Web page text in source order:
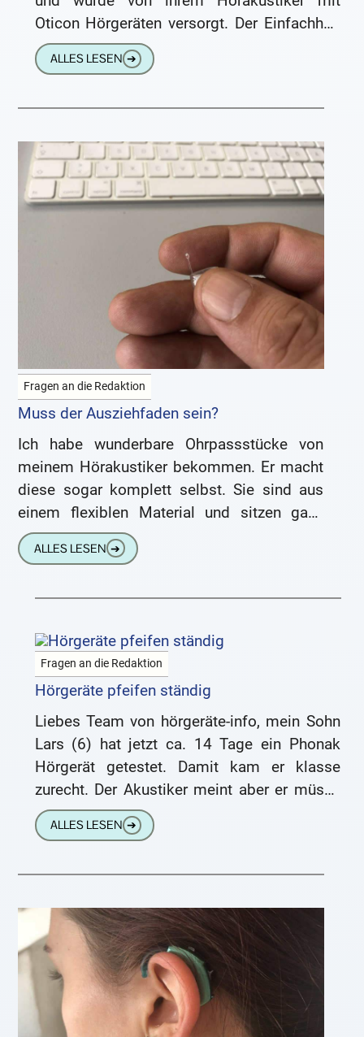
Oticon Hörgeräten versorgt. Der Einfachheit
halber hat ihr der Hörakustiker
ALLES LESEN ➔
Fragen an die Redaktion
Muss der Ausziehfaden sein?
Ich habe wunderbare Ohrpassstücke von
meinem Hörakustiker bekommen. Er macht
diese sogar komplett selbst. Sie sind aus
einem flexiblen Material und sitzen ganz
hervorragend. Dabei habe ich aber ein
Problem.
ALLES LESEN ➔
Fragen an die Redaktion
Hörgeräte pfeifen ständig
Liebes Team von hörgeräte-info, mein Sohn
Lars (6) hat jetzt ca. 14 Tage ein Phonak
Hörgerät getestet. Damit kam er klasse
zurecht. Der Akustiker meint aber er müsse
2 bis
ALLES LESEN ➔